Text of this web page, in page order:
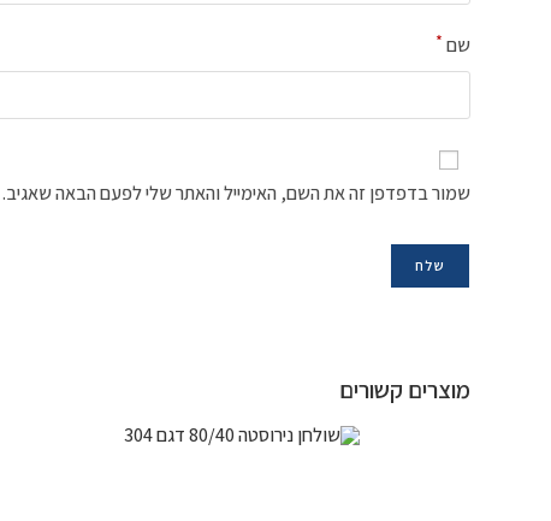
שם *
שמור בדפדפן זה את השם, האימייל והאתר שלי לפעם הבאה שאגיב.
מוצרים קשורים